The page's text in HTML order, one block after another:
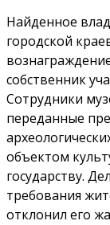
Найденное
городской
собственник
Сотрудники
переданные
объектом
государству.
требования
отклонил его